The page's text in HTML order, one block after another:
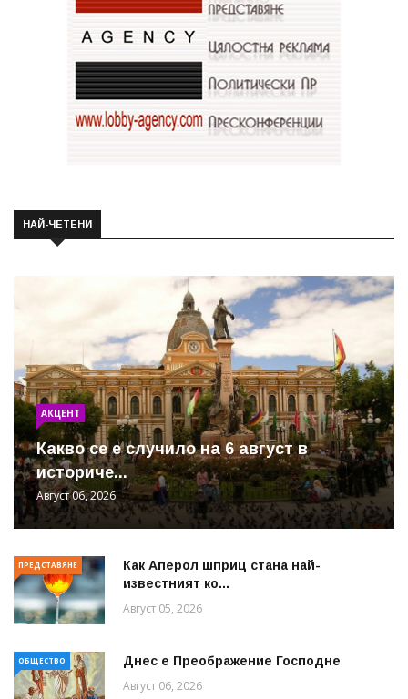
НАЙ-ЧЕТЕНИ
АКЦЕНТ
Какво се е случило на 6 август в
историче...
Август 06, 2026
ПРЕДСТАВЯНЕ
Как Аперол шприц стана най-
известният ко...
Август 05, 2026
ОБЩЕСТВО Днес е Преображение Господне
Август 06, 2026